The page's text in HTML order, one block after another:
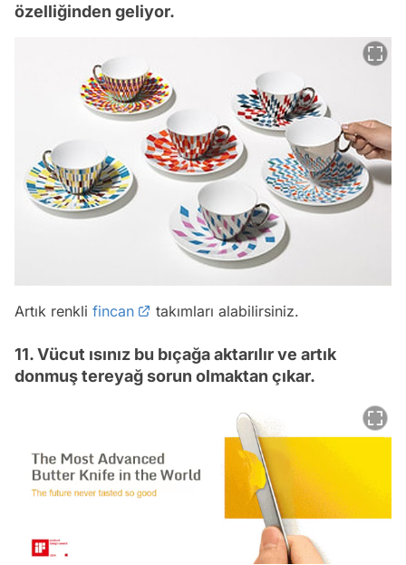
özelliğinden geliyor.
Artık renkli fincan takımları alabilirsiniz.
11. Vücut ısınız bu bıçağa aktarılır ve artık
donmuş tereyağ sorun olmaktan çıkar.